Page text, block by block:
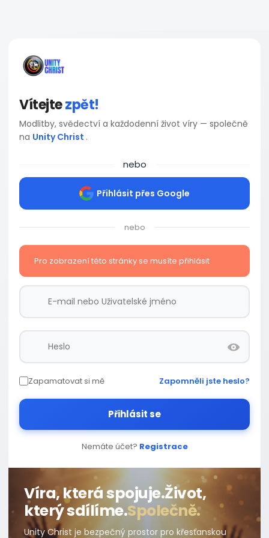
Vítejtezpět!
Modlitby, svědectví a každodenní život víry — společně
na Unity Christ .
nebo
Přihlásit přes Google
nebo
Pro zobrazení této stránky se musíte přihlásit
Zapamatovat si mě Zapomněli jste heslo?
Přihlásit se
Nemáte účet? Registrace
Víra, která spojuje.Život,
který sdílíme.Společně.
Unity Christ je bezpečný prostor pro křesťanskou